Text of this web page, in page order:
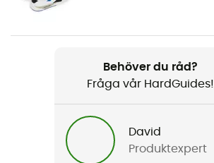
Märke
Behöver du råd?
Fråga vår HardGuides!
David
Produktexpert